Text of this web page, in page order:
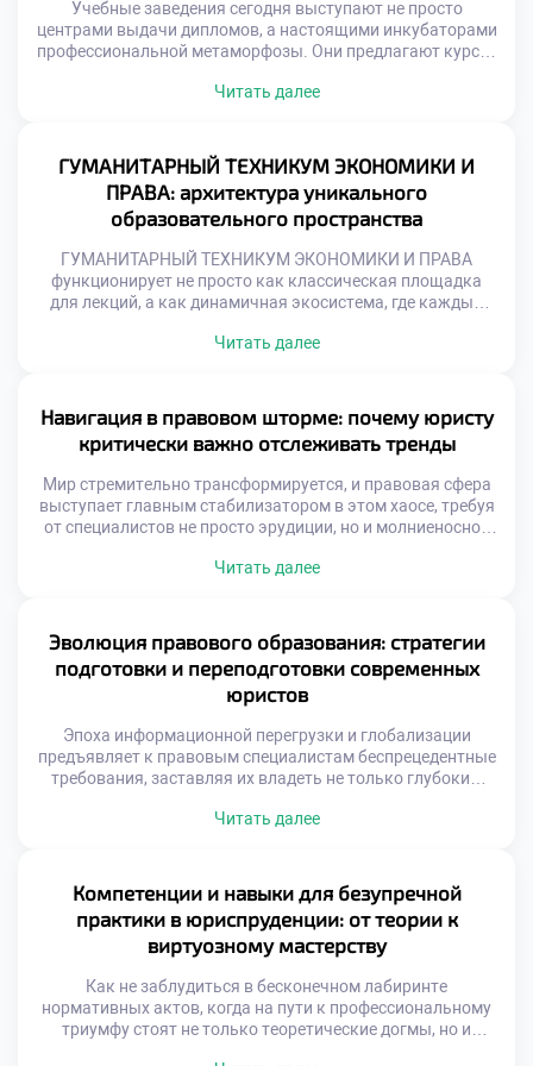
Учебные заведения сегодня выступают не просто
центрами выдачи дипломов, а настоящими инкубаторами
профессиональной метаморфозы. Они предлагают курсы,
меняют парадигму правового мышления, интегрируя
московском техникуме становится тем самым
стратегическим активом, который превращает
специалиста в универсального бойца, готового к […]
Читать далее
ГУМАНИТАРНЫЙ ТЕХНИКУМ ЭКОНОМИКИ И
ПРАВА: архитектура уникального
образовательного пространства
ГУМАНИТАРНЫЙ ТЕХНИКУМ ЭКОНОМИКИ И ПРАВА
функционирует не просто как классическая площадка
для лекций, а как динамичная экосистема, где каждый
лидерских качеств. Здесь не просто заучивают
вершить позитивные перемены. Именно поэтому
продуманное обучение в московском техникуме […]
Читать далее
Навигация в правовом шторме: почему юристу
критически важно отслеживать тренды
Мир стремительно трансформируется, и правовая сфера
выступает главным стабилизатором в этом хаосе, требуя
от специалистов не просто эрудиции, но и молниеносной
развития права перестало быть просто полезной
осознанное обучение в московском техникуме становится
тем самым надежным компасом, который позволяет
будущим экспертам […]
Читать далее
Эволюция правового образования: стратегии
подготовки и переподготовки современных
юристов
Эпоха информационной перегрузки и глобализации
предъявляет к правовым специалистам беспрецедентные
требования, заставляя их владеть не только глубоким
компетенций для навигации в стремительно меняющейся
имеют теоретический фундамент, прикладная практика,
критический анализ и внедрение инноваций. Именно
поэтому качественное […]
Читать далее
Компетенции и навыки для безупречной
практики в юриспруденции: от теории к
виртуозному мастерству
Как не заблудиться в бесконечном лабиринте
нормативных актов, когда на пути к профессиональному
триумфу стоят не только теоретические догмы, но и